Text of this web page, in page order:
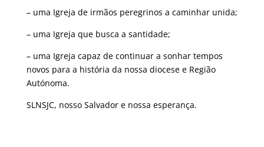
– uma Igreja de irmãos peregrinos a caminhar unida;
– uma Igreja que busca a santidade;
– uma Igreja capaz de continuar a sonhar tempos
novos para a história da nossa diocese e Região
Autónoma.
SLNSJC, nosso Salvador e nossa esperança.